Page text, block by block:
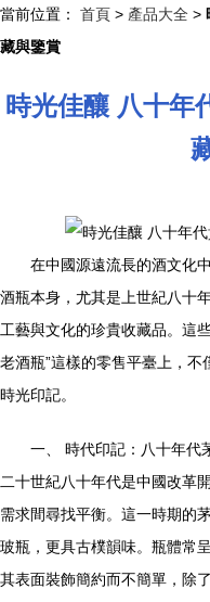
當前位置： 首頁 > 產品大全 >
藏與鑒賞
時光佳釀 八十年
在中國源遠流長的酒文化
酒瓶本身，尤其是上世紀八十
工藝與文化的珍貴收藏品。這
老酒瓶”這樣的零售平臺上，
時光印記。
一、 時代印記：八十年代
二十世紀八十年代是中國改革
需求間尋找平衡。這一時期的
玻瓶，更具古樸韻味。瓶體常
其表面裝飾簡約而不簡單，除